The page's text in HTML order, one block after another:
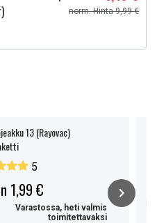
norm. Hinta 9,99 €
13 (Rayovac)
5
1,99 €
Varastossa, heti valmis
toimitettavaksi